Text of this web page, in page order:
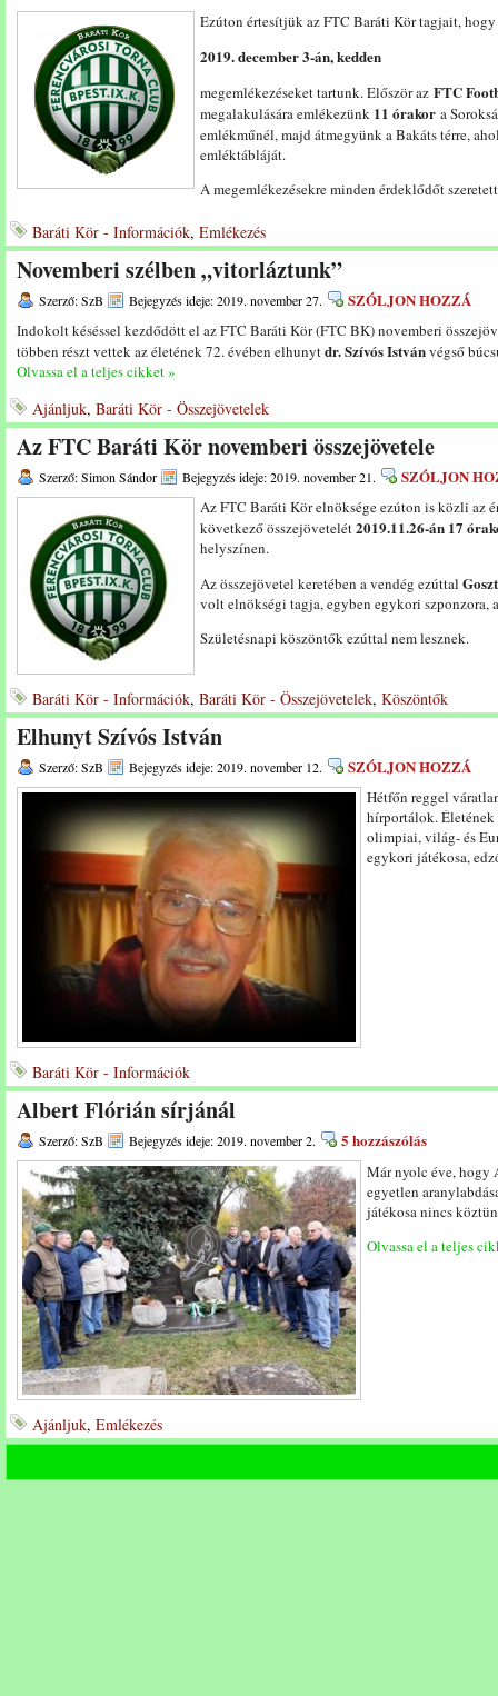
Ezúton értesítjük az FTC Baráti Kör tagjait, hogy
2019. december 3-án, kedden
megemlékezéseket tartunk. Először az FTC
megalakulására emlékezünk 11 órakor a
emlékműnél, majd átmegyünk a Bakáts térre,
emléktábláját.
A megemlékezésekre minden érdeklődőt
Baráti Kör - Információk, Emlékezés
Novemberi szélben „vitorláztunk”
Szerző: SzB Bejegyzés ideje: 2019. november 27. SZÓLJON HOZZÁ
Indokolt késéssel kezdődött el az FTC Baráti Kör (FTC BK) novemberi
többen részt vettek az életének 72. évében elhunytdr. Szívós Istvánvégső
Olvassa el a teljes cikket »
Ajánljuk, Baráti Kör - Összejövetelek
Az FTC Baráti Kör novemberi összejövetele
Szerző: Simon Sándor Bejegyzés ideje: 2019. november 21. SZÓLJON
Az FTC Baráti Kör elnöksége ezúton is közli az
következő összejövetelét2019.11.26-án 17
helyszínen.
Az összejövetel keretében a vendég ezúttal
volt elnökségi tagja, egyben egykori szponzora,
Születésnapi köszöntők ezúttal nem lesznek.
Baráti Kör - Információk, Baráti Kör - Összejövetelek, Köszöntők
Elhunyt Szívós István
Szerző: SzB Bejegyzés ideje: 2019. november 12. SZÓLJON HOZZÁ
Hétfőn reggel
hírportálok. Életének
olimpiai, világ- és
egykori játékosa,
Baráti Kör - Információk
Albert Flórián sírjánál
Szerző: SzB Bejegyzés ideje: 2019. november 2. 5 hozzászólás
Már nyolc éve, hogy
egyetlen
játékosa nincs
Olvassa el a teljes
Ajánljuk, Emlékezés